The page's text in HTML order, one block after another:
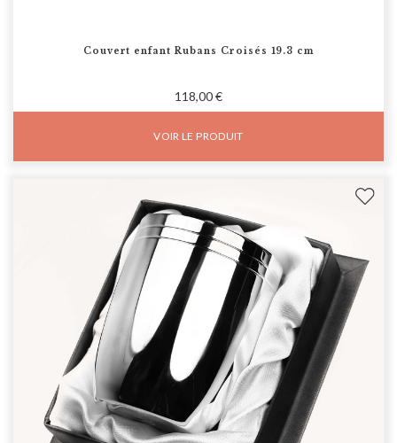
Couvert enfant Rubans Croisés 19.3 cm
118,00 €
VOIR LE PRODUIT